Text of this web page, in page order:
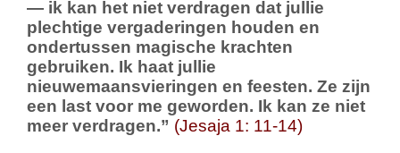
— ik kan het niet verdragen dat jullie
plechtige vergaderingen houden en
ondertussen magische krachten
gebruiken. Ik haat jullie
nieuwemaansvieringen en feesten. Ze zijn
een last voor me geworden. Ik kan ze niet
meer verdragen.” (Jesaja 1: 11-14)